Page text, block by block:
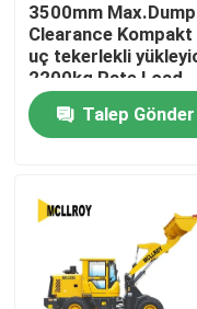
Ana sayfa
Hakkımızda
Fabrika turu
3500mm Max.Dump
Clearance Kompakt
uç tekerlekli
2200kg Rate Load
Mini Ön uç tekerlekli
yükleyiciTalep Gönder